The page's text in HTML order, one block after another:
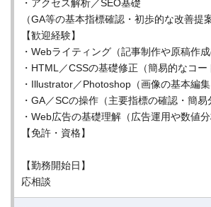
・アクセス解析／SEO基礎
（GA等の基本指標確認・初歩的な改善提案
【歓迎経験】
・Webライティング（記事制作や原稿作成
・HTML／CSSの基礎修正（簡易的なコー
・Illustrator／Photoshop（画像の基本編集
・GA／SCの操作（主要指標の確認・簡易
・Web広告の基礎理解（広告運用や数値分
【免許・資格】
【勤務開始日】
応相談